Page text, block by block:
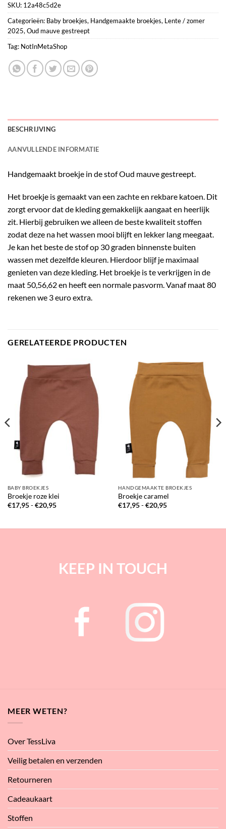
SKU: 12a48c5d2e
Categorieën: Baby broekjes, Handgemaakte broekjes, Lente / zomer
2025, Oud mauve gestreept
Tag: NotInMetaShop
BESCHRIJVING
AANVULLENDE INFORMATIE
Handgemaakt broekje in de stof Oud mauve gestreept.
Het broekje is gemaakt van een zachte en rekbare katoen. Dit
zorgt ervoor dat de kleding gemakkelijk aangaat en heerlijk
zit. Hierbij gebruiken we alleen de beste kwaliteit stoffen
zodat deze na het wassen mooi blijft en lekker lang meegaat.
Je kan het beste de stof op 30 graden binnenste buiten
wassen met dezelfde kleuren. Hierdoor blijf je maximaal
genieten van deze kleding. Het broekje is te verkrijgen in de
maat 50,56,62 en heeft een normale pasvorm. Vanaf maat 80
rekenen we 3 euro extra.
GERELATEERDE PRODUCTEN
BABY BROEKJES
Broekje roze klei
€17,95 - €20,95Prijsklasse:
HANDGEMAAKTE BROEKJES
Broekje caramel
€17,95 - €20,95Prijsklasse:
KEEP IN TOUCH
MEER WETEN?
Over TessLiva
Veilig betalen en verzenden
Retourneren
Cadeaukaart
Stoffen